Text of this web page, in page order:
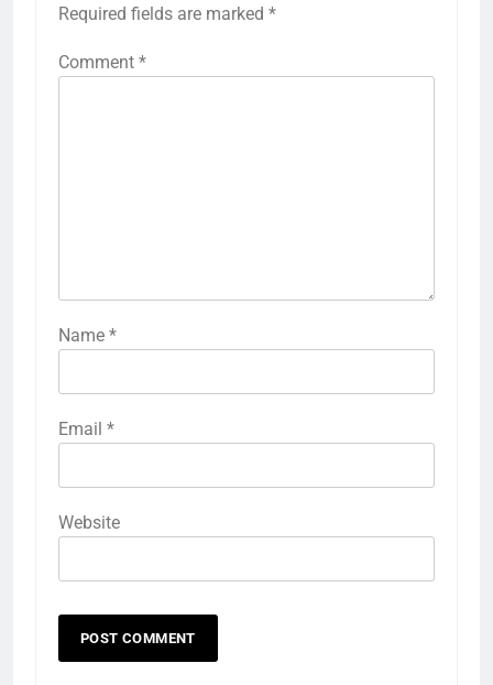
Required fields are marked *
Comment *
Name *
Email *
Website